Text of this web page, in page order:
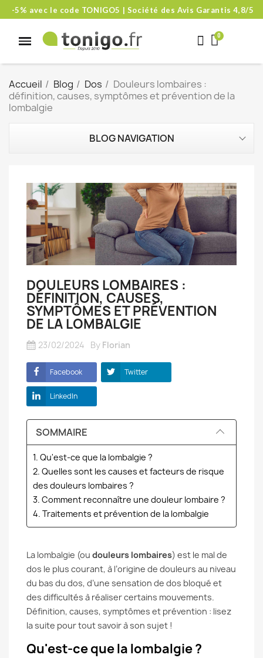
-5% avec le code TONIGO5 | Société des Avis Garantis 4,8/5
Accueil Blog Dos
Douleurs lombaires :
définition, causes, symptômes et prévention de la
lombalgie
BLOG NAVIGATION
DOULEURS LOMBAIRES :
DÉFINITION, CAUSES,
SYMPTÔMES ET PRÉVENTION
DE LA LOMBALGIE
23/02/2024 By Florian
Facebook Twitter
LinkedIn
SOMMAIRE
1. Qu'est-ce que la lombalgie ?
2. Quelles sont les causes et facteurs de risque
des douleurs lombaires ?
3. Comment reconnaître une douleur lombaire ?
4. Traitements et prévention de la lombalgie
La lombalgie (ou douleurs lombaires) est le mal de
dos le plus courant, à l’origine de douleurs au niveau
du bas du dos, d’une sensation de dos bloqué et
des difficultés à réaliser certains mouvements.
Définition, causes, symptômes et prévention : lisez
la suite pour tout savoir à son sujet !
Qu'est-ce que la lombalgie ?